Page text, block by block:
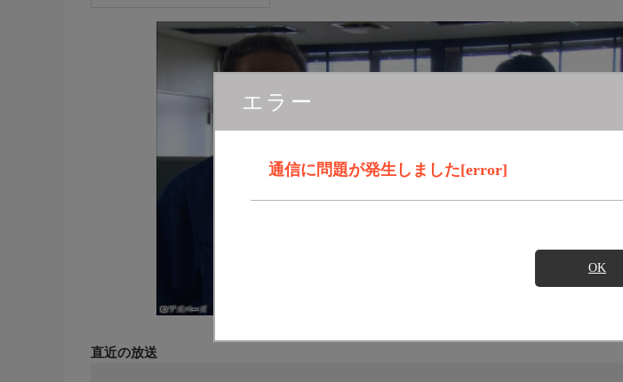
エラー
通信に問題が発生しました[error]
OK
直近の放送